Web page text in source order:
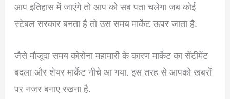
आप इतिहास में जाएंगे तो आप को सब पता चलेगा जब कोई
स्टेबल सरकार बनता है तो उस समय मार्केट ऊपर जाता है.
जैसे मौजूदा समय कोरोना महामारी के कारण मार्केट का सेंटीमेंट
बदला और शेयर मार्केट नीचे आ गया. इस तरह से आपको खबरों
पर नजर बनाए रखना है.